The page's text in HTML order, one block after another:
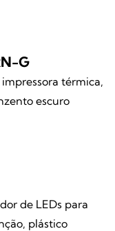
G
térmica,
escuro
de LEDs para
plástico